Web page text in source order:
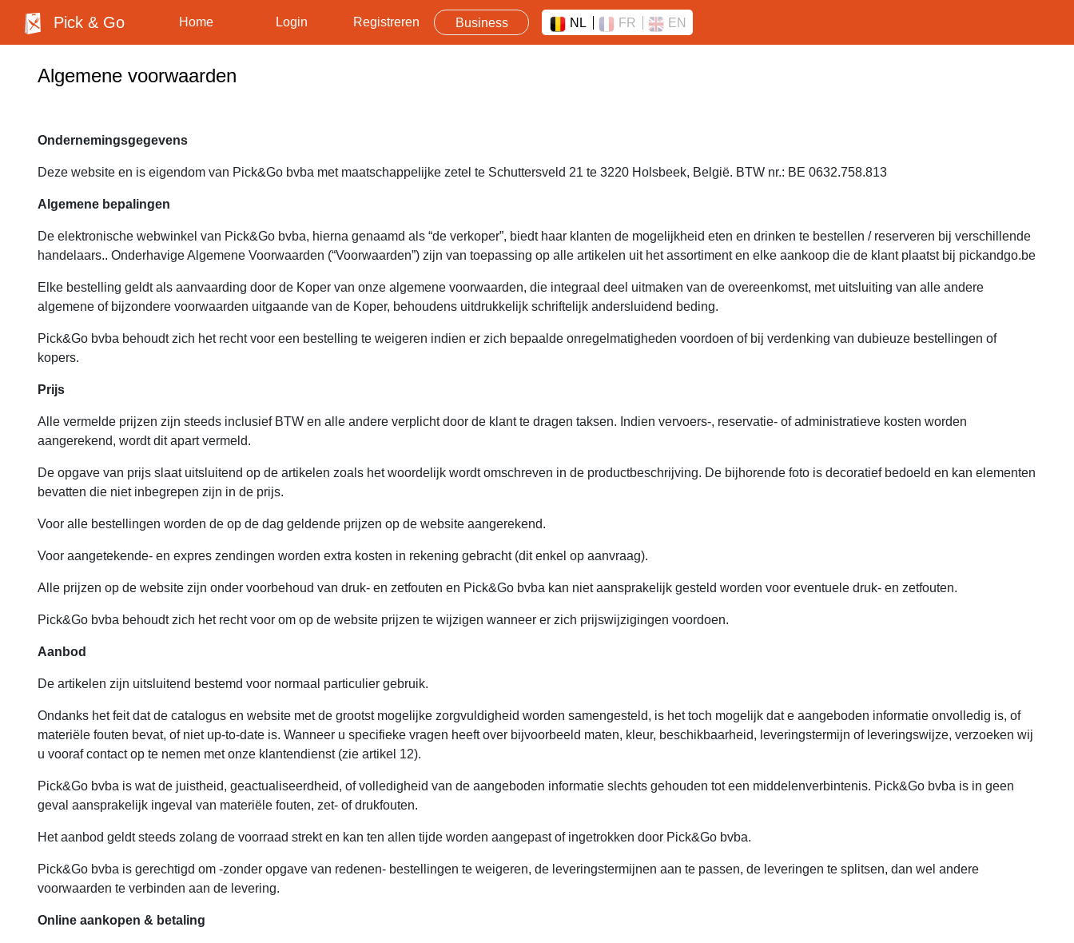
Pick & Go Home Login Registreren Business NL FR EN
Algemene voorwaarden
Ondernemingsgegevens
Deze website en is eigendom van Pick&Go bvba met maatschappelijke zetel te Schuttersveld 21 te 3220 Holsbeek, België. BTW nr.: BE 0632.758.813
Algemene bepalingen
De elektronische webwinkel van Pick&Go bvba, hierna genaamd als “de verkoper”, biedt haar klanten de mogelijkheid eten en drinken te bestellen / reserveren bij verschillende
handelaars.. Onderhavige Algemene Voorwaarden (“Voorwaarden”) zijn van toepassing op alle artikelen uit het assortiment en elke aankoop die de klant plaatst bij pickandgo.be
Elke bestelling geldt als aanvaarding door de Koper van onze algemene voorwaarden, die integraal deel uitmaken van de overeenkomst, met uitsluiting van alle andere
algemene of bijzondere voorwaarden uitgaande van de Koper, behoudens uitdrukkelijk schriftelijk andersluidend beding.
Pick&Go bvba behoudt zich het recht voor een bestelling te weigeren indien er zich bepaalde onregelmatigheden voordoen of bij verdenking van dubieuze bestellingen of
kopers.
Prijs
Alle vermelde prijzen zijn steeds inclusief BTW en alle andere verplicht door de klant te dragen taksen. Indien vervoers-, reservatie- of administratieve kosten worden
aangerekend, wordt dit apart vermeld.
De opgave van prijs slaat uitsluitend op de artikelen zoals het woordelijk wordt omschreven in de productbeschrijving. De bijhorende foto is decoratief bedoeld en kan elementen
bevatten die niet inbegrepen zijn in de prijs.
Voor alle bestellingen worden de op de dag geldende prijzen op de website aangerekend.
Voor aangetekende- en expres zendingen worden extra kosten in rekening gebracht (dit enkel op aanvraag).
Alle prijzen op de website zijn onder voorbehoud van druk- en zetfouten en Pick&Go bvba kan niet aansprakelijk gesteld worden voor eventuele druk- en zetfouten.
Pick&Go bvba behoudt zich het recht voor om op de website prijzen te wijzigen wanneer er zich prijswijzigingen voordoen.
Aanbod
De artikelen zijn uitsluitend bestemd voor normaal particulier gebruik.
Ondanks het feit dat de catalogus en website met de grootst mogelijke zorgvuldigheid worden samengesteld, is het toch mogelijk dat e aangeboden informatie onvolledig is, of
materiële fouten bevat, of niet up-to-date is. Wanneer u specifieke vragen heeft over bijvoorbeeld maten, kleur, beschikbaarheid, leveringstermijn of leveringswijze, verzoeken wij
u vooraf contact op te nemen met onze klantendienst (zie artikel 12).
Pick&Go bvba is wat de juistheid, geactualiseerdheid, of volledigheid van de aangeboden informatie slechts gehouden tot een middelenverbintenis. Pick&Go bvba is in geen
geval aansprakelijk ingeval van materiële fouten, zet- of drukfouten.
Het aanbod geldt steeds zolang de voorraad strekt en kan ten allen tijde worden aangepast of ingetrokken door Pick&Go bvba.
Pick&Go bvba is gerechtigd om -zonder opgave van redenen- bestellingen te weigeren, de leveringstermijnen aan te passen, de leveringen te splitsen, dan wel andere
voorwaarden te verbinden aan de levering.
Online aankopen & betaling